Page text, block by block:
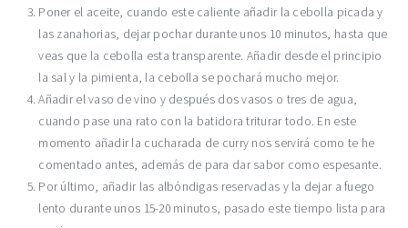
Poner el aceite, cuando este caliente añadir la cebolla picada y
las zanahorias, dejar pochar durante unos 10 minutos, hasta que
veas que la cebolla esta transparente. Añadir desde el principio
la sal y la pimienta, la cebolla se pochará mucho mejor.
Añadir el vaso de vino y después dos vasos o tres de agua,
cuando pase una rato con la batidora triturar todo. En este
momento añadir la cucharada de curry nos servirá como te he
comentado antes, además de para dar sabor como espesante.
Por último, añadir las albóndigas reservadas y la dejar a fuego
lento durante unos 15-20 minutos, pasado este tiempo lista para